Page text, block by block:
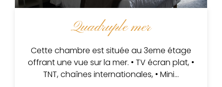
Quadruple mer
Cette chambre est située au 3eme étage
offrant une vue sur la mer. • TV écran plat, •
TNT, chaînes internationales, • Mini…